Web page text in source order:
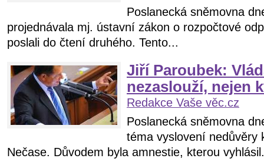
Poslanecká sněmovna
projednávala mj. ústavní zákon o rozpočtové
poslali do čtení druhého. Tento...
Jiří Paroubek:
nezaslouží, nejen
Redakce Vaše věc.cz
Poslanecká sněmovna
téma vyslovení nedůvěry
Nečase. Důvodem byla amnestie, kterou